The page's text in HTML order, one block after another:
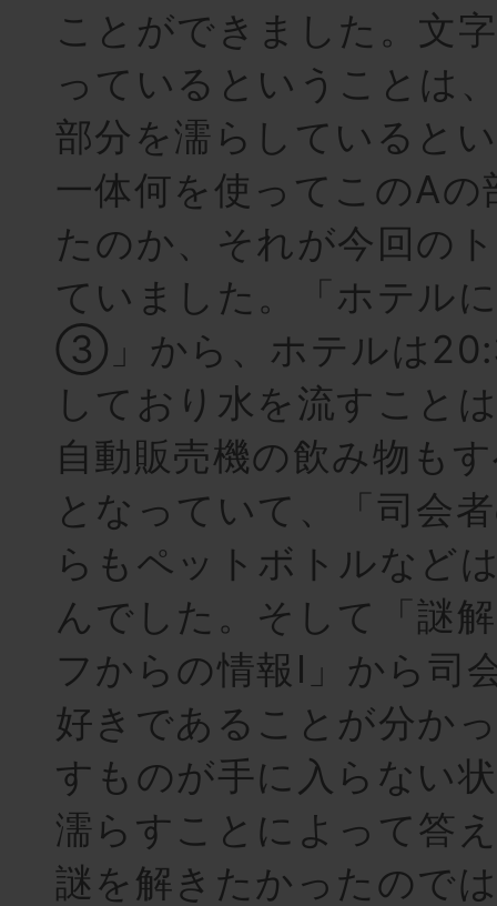
ことができました。文
っているということは
部分を濡らしていると
一体何を使ってこのAの
たのか、それが今回の
ていました。「ホテル
③」から、ホテルは
しており水を流すこと
自動販売機の飲み物も
となっていて、「司会
らもペットボトルなど
んでした。そして「謎
フからの情報Ⅰ」から司
好きであることが分か
すものが手に入らない
濡らすことによって答
謎を解きたかったので